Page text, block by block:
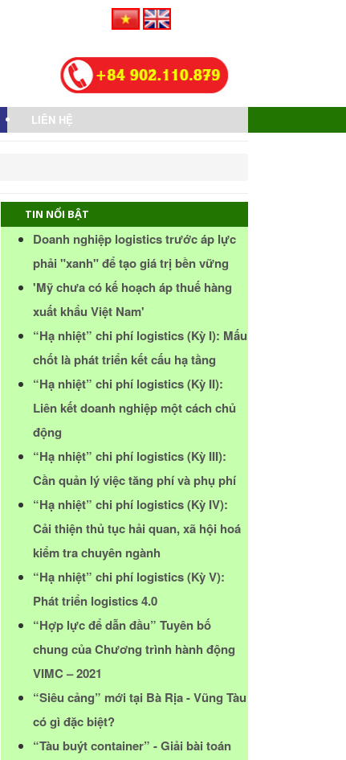
LIÊN HỆ
TIN NỔI BẬT
Doanh nghiệp logistics trước áp lực
phải "xanh" để tạo giá trị bền vững
'Mỹ chưa có kế hoạch áp thuế hàng
xuất khẩu Việt Nam'
“Hạ nhiệt” chi phí logistics (Kỳ I): Mấu
chốt là phát triển kết cấu hạ tầng
“Hạ nhiệt” chi phí logistics (Kỳ II):
Liên kết doanh nghiệp một cách chủ
động
“Hạ nhiệt” chi phí logistics (Kỳ III):
Cần quản lý việc tăng phí và phụ phí
“Hạ nhiệt” chi phí logistics (Kỳ IV):
Cải thiện thủ tục hải quan, xã hội hoá
kiểm tra chuyên ngành
“Hạ nhiệt” chi phí logistics (Kỳ V):
Phát triển logistics 4.0
“Hợp lực để dẫn đầu” Tuyên bố
chung của Chương trình hành động
VIMC – 2021
“Siêu cảng” mới tại Bà Rịa - Vũng Tàu
có gì đặc biệt?
“Tàu buýt container” - Giải bài toán